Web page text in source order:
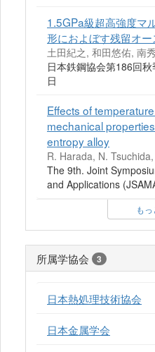
1.5GPa級超高強度マ
形におよぼす残留オ
土田紀之, 和田悠佑, 南
日本鉄鋼協会第186回
日
Effects of
mechanical
entropy alloy
R. Harada, N.
The 9th. Joint
and Applications
も
所属学協会 3
日本熱処理技術協会
日本金属学会